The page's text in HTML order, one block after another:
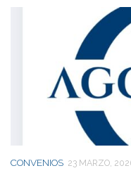
CONVENIOS 23 MARZO,